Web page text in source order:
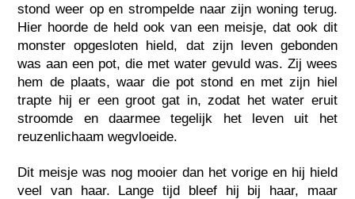
stond weer op en strompelde naar zijn woning terug.
Hier hoorde de held ook van een meisje, dat ook dit
monster opgesloten hield, dat zijn leven gebonden
was aan een pot, die met water gevuld was. Zij wees
hem de plaats, waar die pot stond en met zijn hiel
trapte hij er een groot gat in, zodat het water eruit
stroomde en daarmee tegelijk het leven uit het
reuzenlichaam wegvloeide.
Dit meisje was nog mooier dan het vorige en hij hield
veel van haar. Lange tijd bleef hij bij haar, maar